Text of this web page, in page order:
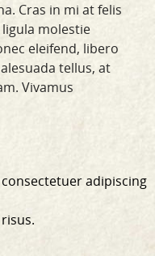
Cras in mi at felis
molestie
eleifend, libero
tellus, at
Vivamus
adipiscing